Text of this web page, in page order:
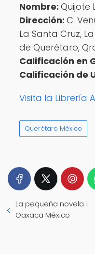
Nombre: Quijote
Dirección: C.
La Santa Cruz,
de Querétaro,
Calificación en
Calificación de
Visita la Librería
Querétaro México
La pequeña novela |
Oaxaca México